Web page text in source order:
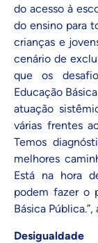
do acesso à
do ensino para
crianças e
cenário de
que os
Educação
atuação
várias frentes
Temos
melhores
Está na hora
podem fazer o
Básica
Desigualdade